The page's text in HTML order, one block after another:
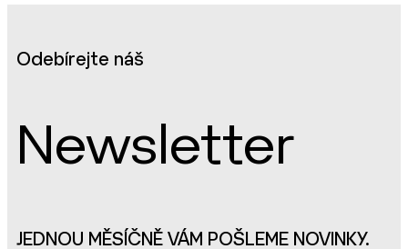
Odebírejte náš
Newsletter
JEDNOU MĚSÍČNĚ VÁM POŠLEME NOVINKY.